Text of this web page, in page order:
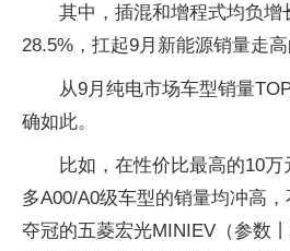
其中，插混和增程式均负增
28.5%，扛起9月新能源销量走高
从9月纯电市场车型销量
确如此。
比如，在性价比最高的10
多A00/A0级车型的销量均冲高
夺冠的五菱宏光MINIEV（参数